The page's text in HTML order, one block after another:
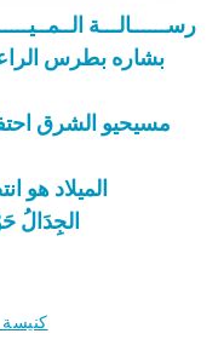
رســــــالـــة
مسيحيو الشرق
الميلاد هو
الجِدَالُ